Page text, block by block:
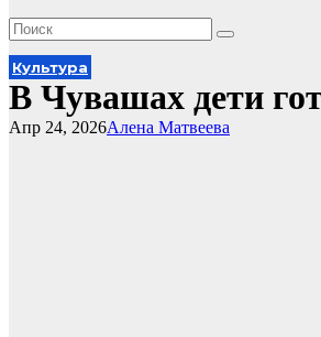
Культура
В Чувашах дети
Алена Матвеева
Апр 24, 2026